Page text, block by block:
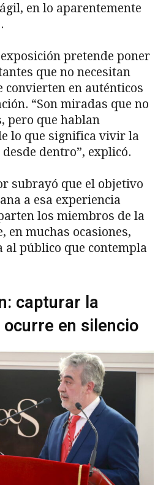
en lo aparentemente
pretende poner
que no necesitan
convierten en auténticos
“Son miradas que no
pero que hablan
lo que significa vivir la
dentro”, explicó.
subrayó que el objetivo
a esa experiencia
los miembros de la
en muchas ocasiones,
al público que contempla
capturar la
ocurre en silencio